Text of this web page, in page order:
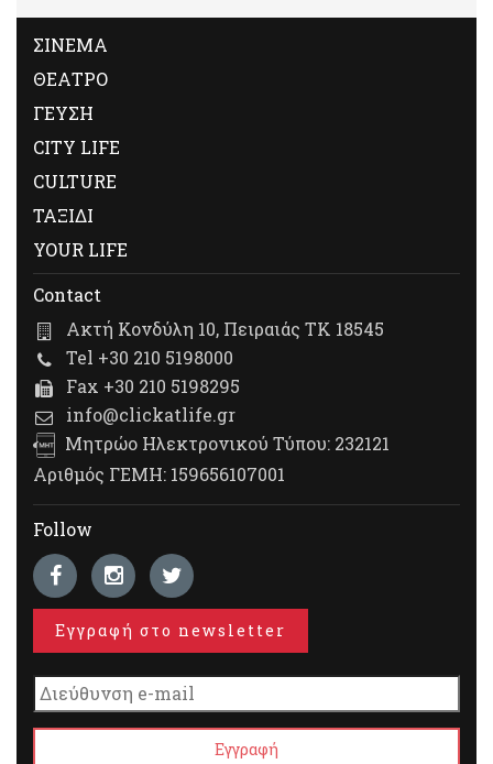
ΣΙΝΕΜΑ
ΘΕΑΤΡΟ
ΓΕΥΣΗ
CITY LIFE
CULTURE
ΤΑΞΙΔΙ
YOUR LIFE
Contact
Ακτή Κονδύλη 10, Πειραιάς ΤΚ 18545
Tel +30 210 5198000
Fax +30 210 5198295
info@clickatlife.gr
Μητρώο Ηλεκτρονικού Τύπου: 232121
Αριθμός ΓΕΜΗ: 159656107001
Follow
Εγγραφή στο newsletter